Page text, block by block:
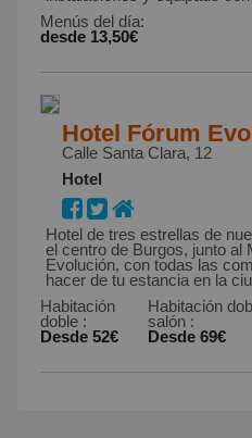
Menús del día:
desde 13,50€
Hotel Fórum
Calle Santa Clara, 12
Hotel
Hotel de tres estrellas de
el centro de Burgos, junto al
Evolución, con todas las
hacer de tu estancia en la
Habitación
doble :
Desde 52€
Habitación
salón :
Desde 69€